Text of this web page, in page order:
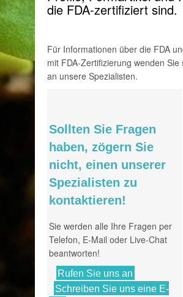
die FDA-zertifiziert sind.
Für Informationen über die FDA
mit FDA-Zertifizierung wenden Sie
an unsere Spezialisten.
Sollten Sie Fragen
haben, zögern Sie
nicht, einen unserer
Spezialisten zu
kontaktieren!
Sie werden alle Ihre Fragen per
Telefon, E-Mail oder Live-Chat
beantworten!
Rufen Sie uns an
Schreiben Sie uns eine E-